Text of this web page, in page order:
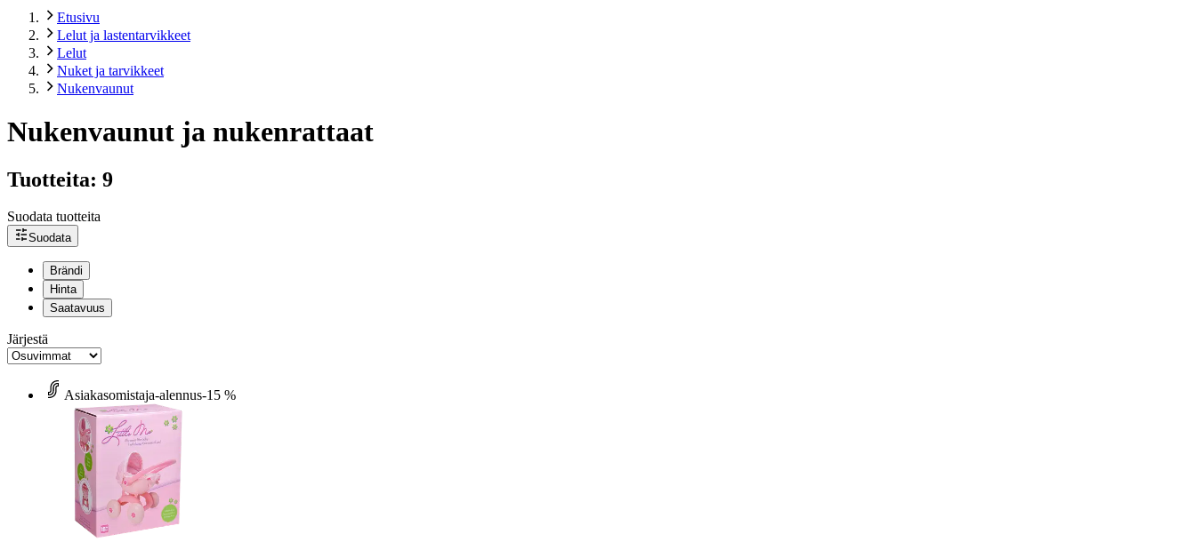
Etusivu
Lelut ja lastentarvikkeet
Lelut
Nuket ja tarvikkeet
Nukenvaunut
Nukenvaunut ja nukenrattaat
Tuotteita: 9
Suodata tuotteita
Suodata
Brändi
Hinta
Saatavuus
Järjestä
Asiakasomistaja-alennus-15 %